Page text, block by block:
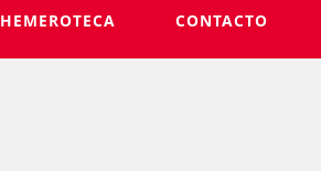
HEMEROTECA CONTACTO